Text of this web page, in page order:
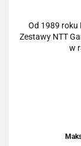
Od 1989 roku
Zestawy NTT
w